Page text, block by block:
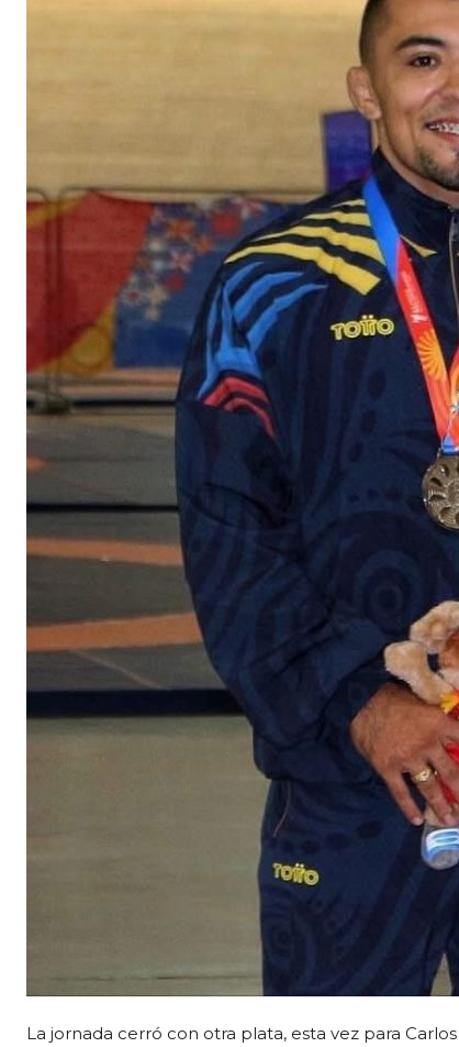
La jornada cerró con otra plata, esta vez para